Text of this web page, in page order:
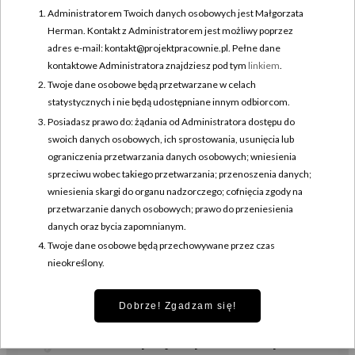
powstają w technice sgraffito – wywodzącej się ze starożytności
metodzie ręcznego wydrapywania wzorów na powierzchni ceramiki.
Dzięki temu każda praca zyskuje indywidualny i niepowtarzalny
charakter. Z Gabi spotykamy się w piękny słoneczny dzień na
warszawskim Mokotowie. Nasze ścieżki...
CZYTAJ DALEJ
NAPISZ DO NAS
artystę, który podzieli się z nami swoim doświadczeniem, pasją?
Napisz do nas!
Administratorem Twoich danych osobowych jest Małgorzata
Herman. Kontakt z Administratorem jest możliwy poprzez
adres e-mail: kontakt@projektpracownie.pl. Pełne dane
kontaktowe Administratora znajdziesz pod tym linkiem
Twoje dane osobowe będą przetwarzane w celach
statystycznych i nie będą udostępniane innym odbiorcom.
Posiadasz prawo do: żądania od Administratora dostępu do
swoich danych osobowych, ich sprostowania, usunięcia lub
ograniczenia przetwarzania danych osobowych; wniesienia
sprzeciwu wobec takiego przetwarzania; przenoszenia danych;
wniesienia skargi do organu nadzorczego; cofnięcia zgody na
przetwarzanie danych osobowych; prawo do przeniesienia
danych oraz bycia zapomnianym.
Twoje dane osobowe będą przechowywane przez czas
nieokreślony.
Dobrze! Zgadzam się!